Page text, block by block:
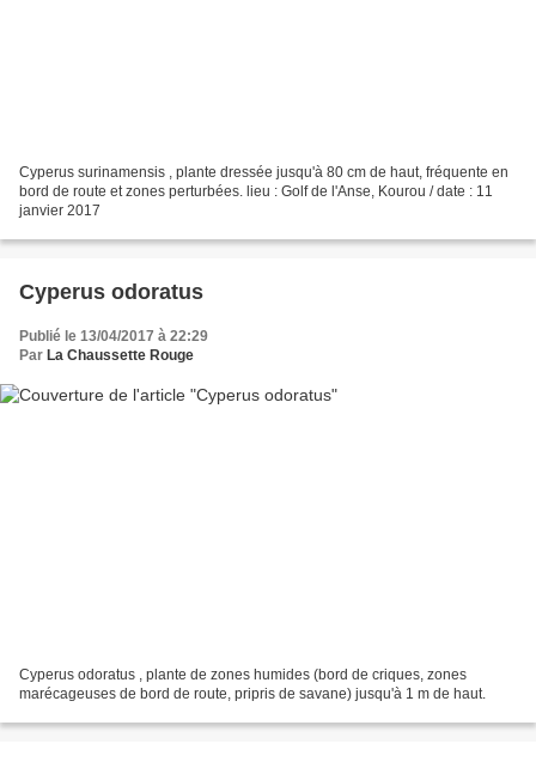
Cyperus surinamensis , plante dressée jusqu'à 80 cm de haut, fréquente en
bord de route et zones perturbées. lieu : Golf de l'Anse, Kourou / date : 11
janvier 2017
Cyperus odoratus
Publié le 13/04/2017 à 22:29
Par La Chaussette Rouge
Cyperus odoratus , plante de zones humides (bord de criques, zones
marécageuses de bord de route, pripris de savane) jusqu'à 1 m de haut.